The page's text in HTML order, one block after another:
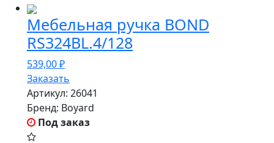
Мебельная ручка BOND
RS324BL.4/128
539,00₽
Заказать
Артикул: 26041
Бренд: Boyard
Под заказ